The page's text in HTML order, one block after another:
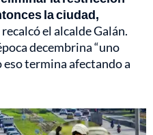
la ciudad,
recalcó el alcalde Galán.
decembrina “uno
termina afectando a